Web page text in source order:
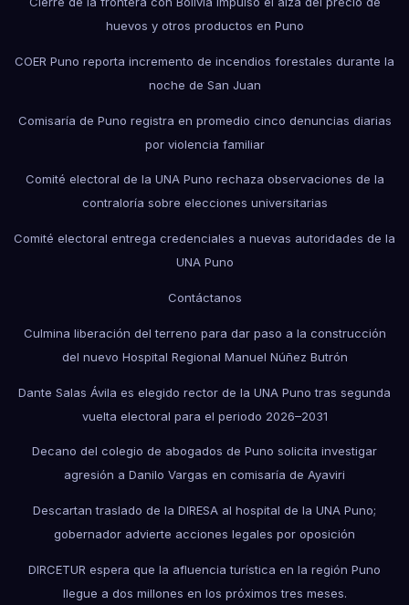
huevos y otros productos en Puno
COER Puno reporta incremento de incendios forestales durante la
noche de San Juan
Comisaría de Puno registra en promedio cinco denuncias diarias
por violencia familiar
Comité electoral de la UNA Puno rechaza observaciones de la
contraloría sobre elecciones universitarias
Comité electoral entrega credenciales a nuevas autoridades de la
UNA Puno
Contáctanos
Culmina liberación del terreno para dar paso a la construcción
del nuevo Hospital Regional Manuel Núñez Butrón
Dante Salas Ávila es elegido rector de la UNA Puno tras segunda
vuelta electoral para el periodo 2026–2031
Decano del colegio de abogados de Puno solicita investigar
agresión a Danilo Vargas en comisaría de Ayaviri
Descartan traslado de la DIRESA al hospital de la UNA Puno;
gobernador advierte acciones legales por oposición
DIRCETUR espera que la afluencia turística en la región Puno
llegue a dos millones en los próximos tres meses.